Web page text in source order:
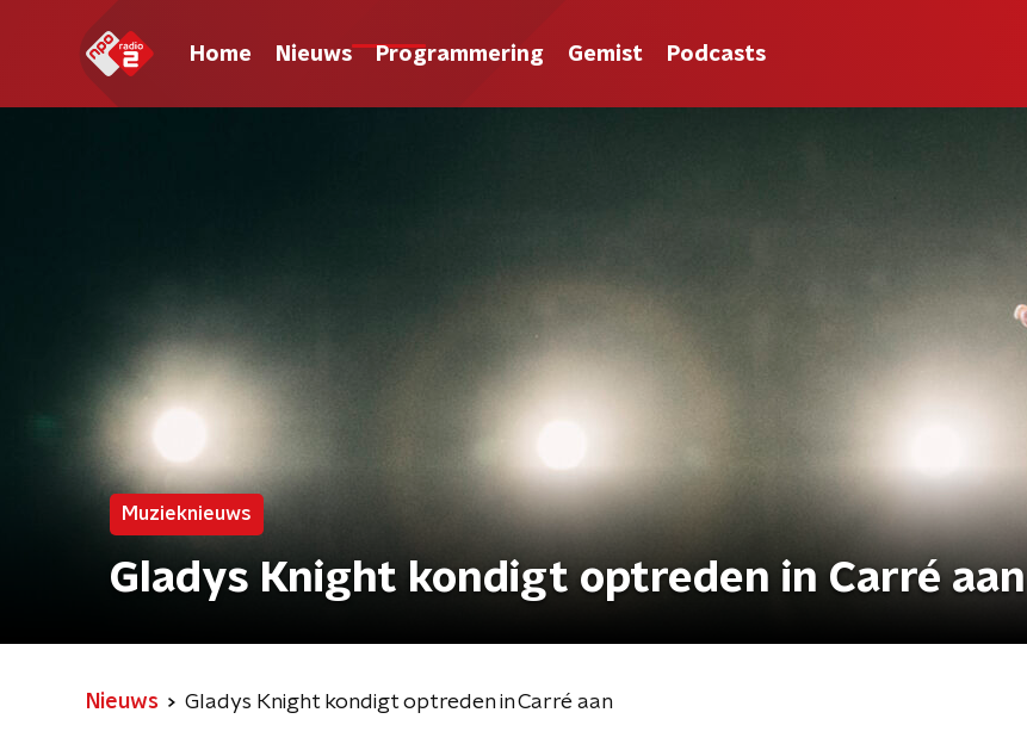
Home Nieuws Programmering Gemist Podcasts
Muzieknieuws
Gladys Knight kondigt optreden in Carré aan
Nieuws Gladys Knight kondigt optreden in Carré aan